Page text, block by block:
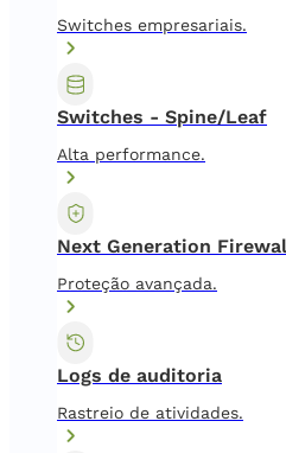
Switches empresariais.
Switches - Spine/Leaf
Alta performance.
Next Generation
Proteção avançada.
Logs de auditoria
Rastreio de atividades.